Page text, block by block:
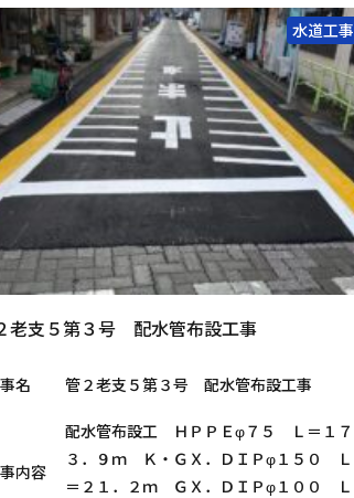
水道工事
老支５第３号 配水管布設工事
名 管２老支５第３号 配水管布設工事
内容
配水管布設工 ＨＰＰＥφ７５ Ｌ＝１７
３．９ｍ Ｋ・ＧＸ．ＤＩＰφ１５０ Ｌ
＝２１．２ｍ ＧＸ．ＤＩＰφ１００ Ｌ